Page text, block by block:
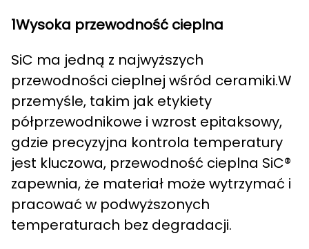
1Wysoka przewodność cieplna
SiC ma jedną z najwyższych
przewodności cieplnej wśród ceramiki.W
przemyśle, takim jak etykiety
półprzewodnikowe i wzrost epitaksowy,
gdzie precyzyjna kontrola temperatury
jest kluczowa, przewodność cieplna SiC®
zapewnia, że materiał może wytrzymać i
pracować w podwyższonych
temperaturach bez degradacji.